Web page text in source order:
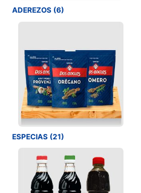
ADEREZOS (6)
ESPECIAS (21)